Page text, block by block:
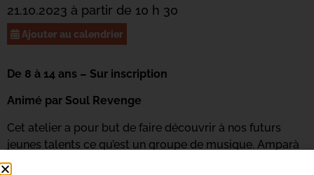
21.10.2023 à partir de 10 h 30
Ajouter au calendrier
De 8 à 14 ans – Sur inscription
Animé par Soul Revenge
Cet atelier a pour but de faire découvrir à nos futurs
jeunes talents ce qu’est un groupe de musique. Amparà
à ghjucà inseme, cumpone, cantà, sparte, spannassi trà